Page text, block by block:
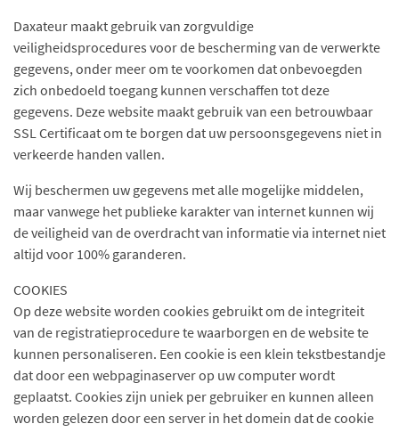
Daxateur​​​​​​​ maakt gebruik van zorgvuldige
veiligheidsprocedures voor de bescherming van de verwerkte
gegevens, onder meer om te voorkomen dat onbevoegden
zich onbedoeld toegang kunnen verschaffen tot deze
gegevens. Deze website maakt gebruik van een betrouwbaar
SSL Certificaat om te borgen dat uw persoonsgegevens niet in
verkeerde handen vallen.
Wij beschermen uw gegevens met alle mogelijke middelen,
maar vanwege het publieke karakter van internet kunnen wij
de veiligheid van de overdracht van informatie via internet niet
altijd voor 100% garanderen.
COOKIES
Op deze website worden cookies gebruikt om de integriteit
van de registratieprocedure te waarborgen en de website te
kunnen personaliseren. Een cookie is een klein tekstbestandje
dat door een webpaginaserver op uw computer wordt
geplaatst. Cookies zijn uniek per gebruiker en kunnen alleen
worden gelezen door een server in het domein dat de cookie